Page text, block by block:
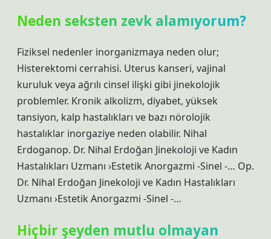
Neden seksten zevk alamıyorum?
Fiziksel nedenler inorganizmaya neden olur;
Histerektomi cerrahisi. Uterus kanseri, vajinal
kuruluk veya ağrılı cinsel ilişki gibi jinekolojik
problemler. Kronik alkolizm, diyabet, yüksek
tansiyon, kalp hastalıkları ve bazı nörolojik
hastalıklar inorgaziye neden olabilir. Nihal
Erdoganop. Dr. Nihal Erdoğan Jinekoloji ve Kadın
Hastalıkları Uzmanı ›Estetik Anorgazmi -Sinel -… Op.
Dr. Nihal Erdoğan Jinekoloji ve Kadın Hastalıkları
Uzmanı ›Estetik Anorgazmi -Sinel -…
Hiçbir şeyden mutlu olmayan